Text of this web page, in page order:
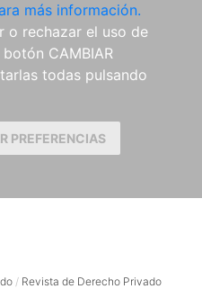
más información.
o rechazar el uso de
CAMBIAR
todas pulsando
PREFERENCIAS
/ Revista de Derecho Privado